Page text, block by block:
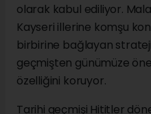
olarak kabul ediliyor.
Kayseri illerine komşu
birbirine bağlayan
geçmişten günümüze
özelliğini koruyor.
Tarihi geçmişi Hititler